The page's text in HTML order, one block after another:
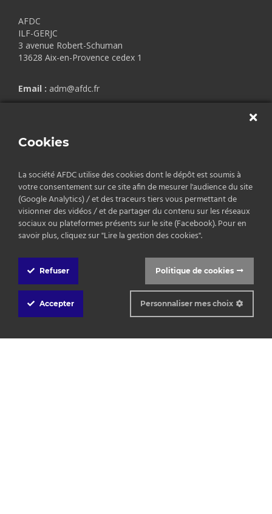
AFDC
ILF-GERJC
3 avenue Robert-Schuman
13628 Aix-en-Provence cedex 1
Email : adm@afdc.fr
Mentions légales
Box
Settings
Cookies
La société AFDC utilise des cookies dont le dépôt est soumis à
votre consentement sur ce site afin de mesurer l'audience du site
(Google Analytics) / et des traceurs tiers vous permettant de
visionner des vidéos / et de partager du contenu sur les réseaux
sociaux ou plateformes présents sur le site (Facebook). Pour en
savoir plus, cliquez sur "Lire la gestion des cookies".
Politique de cookies
Refuser
Accepter Personnaliser mes choix